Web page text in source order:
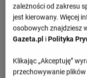
zależności od zakresu
jest kierowany. Więcej
osobowych znajdziesz
Gazeta.pl iPolityka
Klikając „Akceptuję”
przechowywanie